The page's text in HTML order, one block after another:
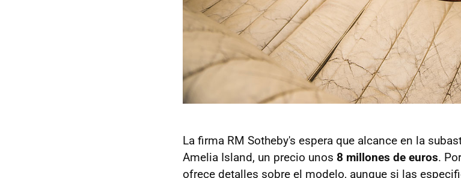
La firma RM Sotheby's espera que alcance en la
Amelia Island, un precio unos 8 millones de euros.
ofrece detalles sobre el modelo, aunque si las